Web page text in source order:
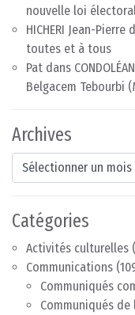
nouvelle loi
HICHERI Jean-Pierre
toutes et à tous
Pat dans
Belgacem Tebourbi
Archives
Archives
Catégories
Activités culturelles
Communications
Communiqués
Communiqués de